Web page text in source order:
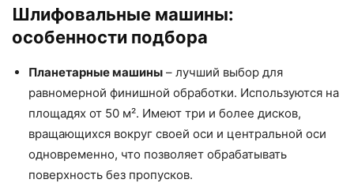
Шлифовальные машины:
особенности подбора
Планетарные машины – лучший выбор для
равномерной финишной обработки. Используются на
площадях от 50 м². Имеют три и более дисков,
вращающихся вокруг своей оси и центральной оси
одновременно, что позволяет обрабатывать
поверхность без пропусков.